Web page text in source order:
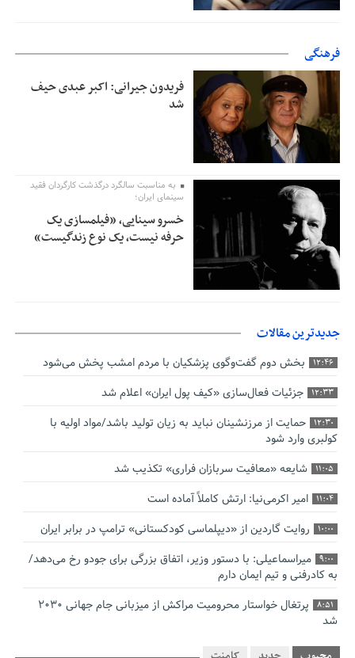
فرهنگی
فریدون جیرانی: اکبر عبدی حیف
شد
به مناسبت سالگرد درگذشت کارگردان فقید
سینمای ایران؛
خسرو سینایی، «فیلمسازی یک
حرفه نیست، یک نوع زندگیست»
جدیدترین مقالات
12:46 بخش دوم گفت‌وگوی پزشکیان با مردم امشب پخش می‌شود
12:33 جزئیات فعال‌سازی «کیف پول ایران» اعلام شد
12:30
حمایت از مرزنشینان نباید به زیان تولید باشد/مواد اولیه با
کولبری وارد شود
11:05 شایعه «معافیت سربازان فراری» تکذیب شد
11:04 امیر اکرمی‌نیا: ارتش کاملاً آماده است
10:00 روایت گاردین از «دیپلماسی کودکستانی» ترامپ در برابر ایران
9:00
میراسماعیلی: با دستور وزیر، اتفاق بزرگی برای جودو رخ می‌دهد/
به کادرفنی و تیم ایمان دارم
8:51
پرتغال خواستار محرومیت مراکش از میزبانی جام جهانی ۲۰۳۰
شد
فریدون جیرانی: اکبر عبدی حیف شد